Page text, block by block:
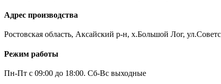
Адрес производства
Ростовская область, Аксайский р-н, х.Большой Лог,
Режим работы
Пн-Пт с 09:00 до 18:00. Сб-Вс выходные